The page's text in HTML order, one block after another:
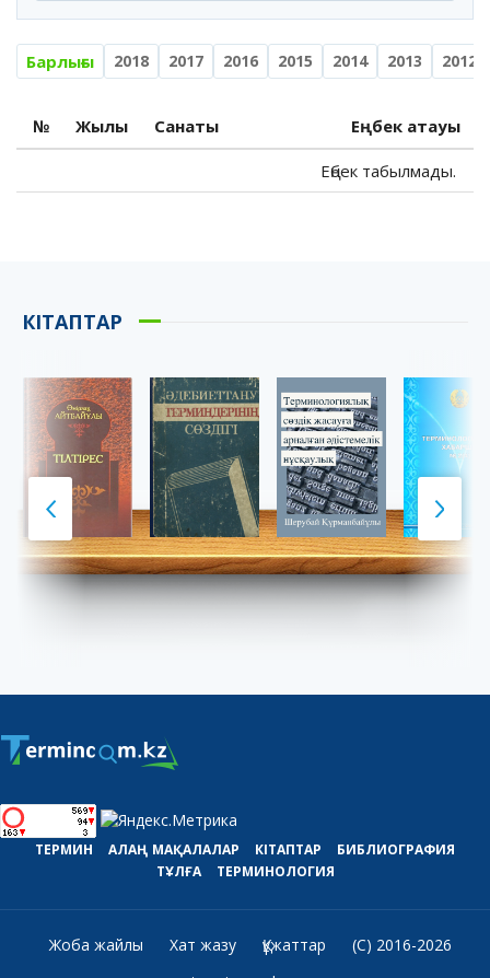
Барлығы 2018 2017 2016 2015 2014 2013 2012
№ Жылы Санаты Еңбек атауы
Еңбек табылмады.
КІТАПТАР
ТЕРМИН АЛАҢ МАҚАЛАЛАР КІТАПТАР
БИБЛИОГРАФИЯ
ТҰЛҒА
ТЕРМИНОЛОГИЯ
Жоба жайлы Хат жазу Құжаттар
(C) 2016-2026